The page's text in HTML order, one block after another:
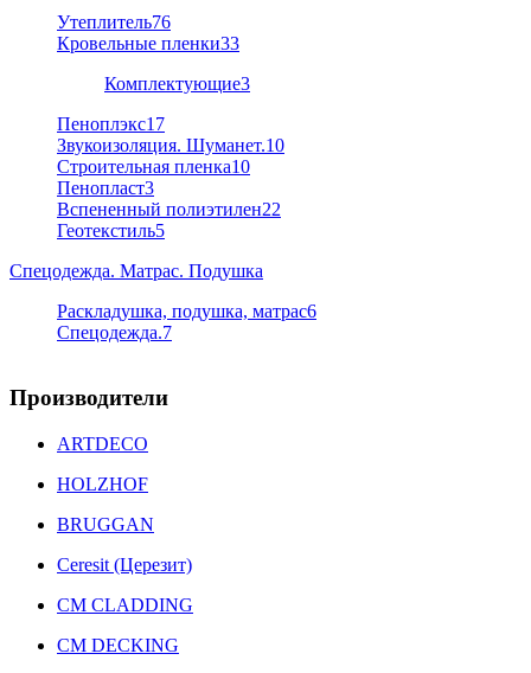
Утеплитель76
Кровельные пленки33
Комплектующие3
Пеноплэкс17
Звукоизоляция. Шуманет.10
Строительная пленка10
Пенопласт3
Вспененный полиэтилен22
Геотекстиль5
Спецодежда. Матрас. Подушка
Раскладушка, подушка, матрас6
Спецодежда.7
Производители
ARTDECO
HOLZHOF
BRUGGAN
Ceresit (Церезит)
CM CLADDING
CM DECKING